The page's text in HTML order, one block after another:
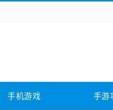
图形软件 安全相关
未分类 综合其它
手机游戏 手游